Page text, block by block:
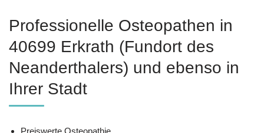
Professionelle Osteopathen in
40699 Erkrath (Fundort des
Neanderthalers) und ebenso in
Ihrer Stadt
Preiswerte Osteopathie